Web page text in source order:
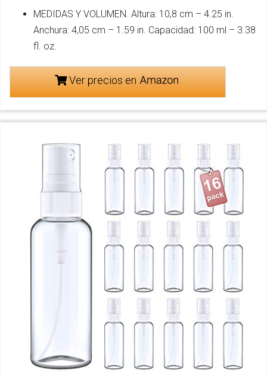
MEDIDAS Y VOLUMEN. Altura: 10,8 cm – 4.25 in.
Anchura: 4,05 cm – 1.59 in. Capacidad: 100 ml – 3.38
fl. oz.
Ver precios en